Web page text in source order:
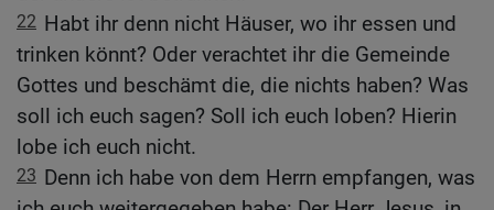
22 Habt ihr denn nicht Häuser, wo ihr essen und
trinken könnt? Oder verachtet ihr die Gemeinde
Gottes und beschämt die, die nichts haben? Was
soll ich euch sagen? Soll ich euch loben? Hierin
lobe ich euch nicht.
23 Denn ich habe von dem Herrn empfangen, was